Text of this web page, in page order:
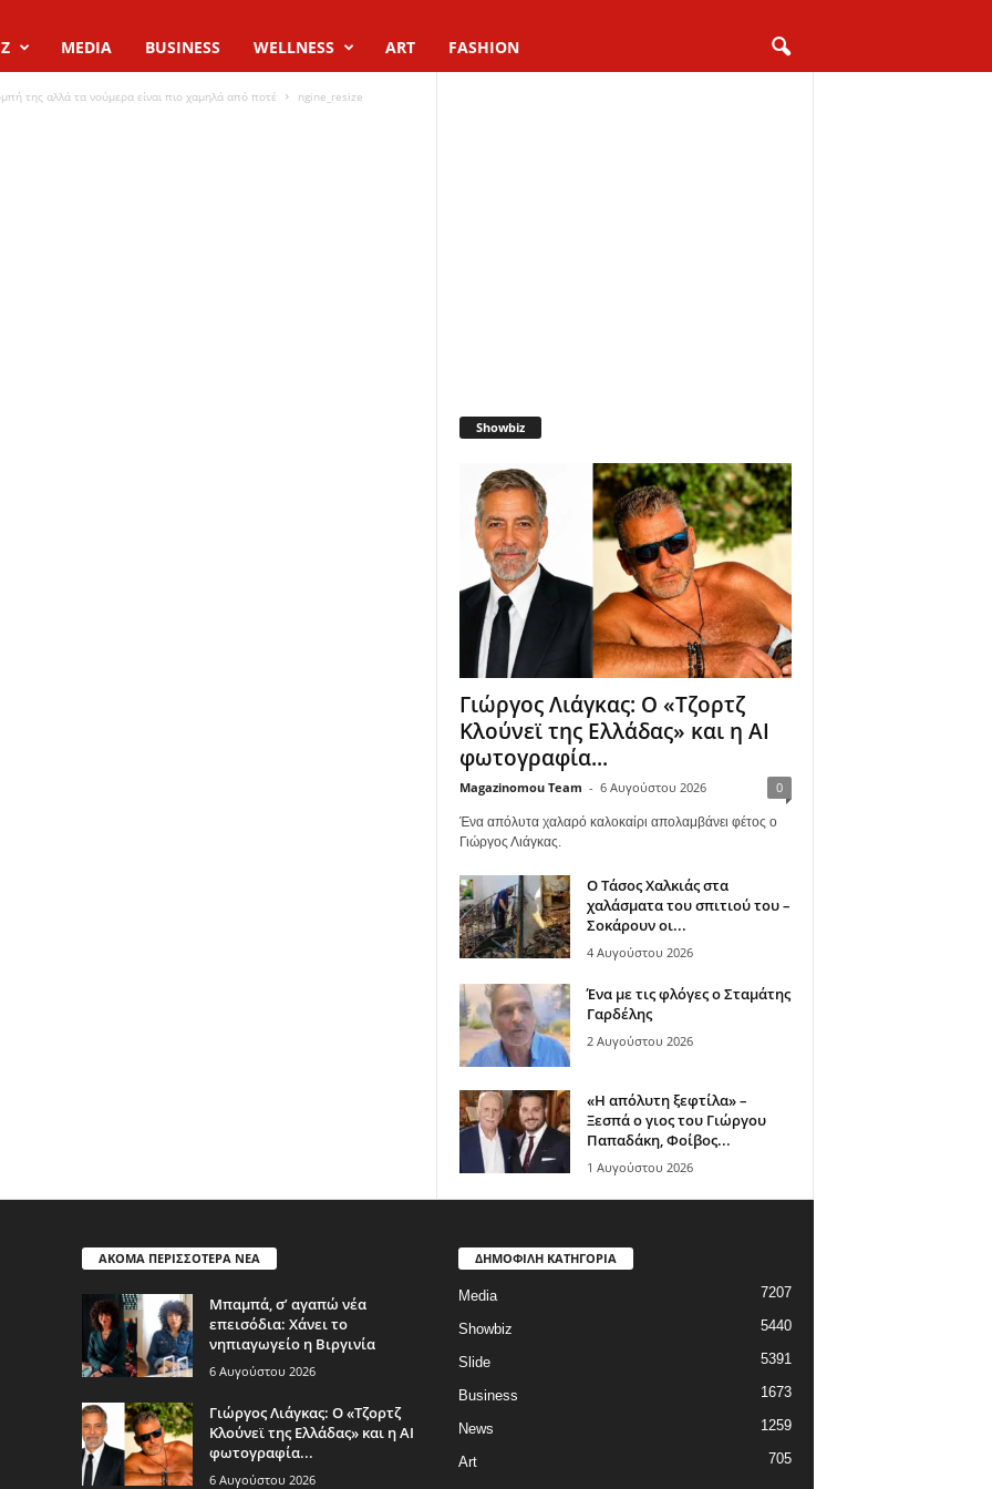
MEDIA BUSINESS WELLNESS ART FASHION
της αλλά τα νούμερα είναι πιο χαμηλά από ποτέ ngine_resize
Showbiz
Γιώργος Λιάγκας: Ο «Τζορτζ
Κλούνεϊ της Ελλάδας» και η AI
φωτογραφία...
Magazinomou Team - 6 Αυγούστου 2026 0
Ένα απόλυτα χαλαρό καλοκαίρι απολαμβάνει φέτος ο
Γιώργος Λιάγκας.
Ο Τάσος Χαλκιάς στα
χαλάσματα του σπιτιού του –
Σοκάρουν οι...
4 Αυγούστου 2026
Ένα με τις φλόγες ο Σταμάτης
Γαρδέλης
2 Αυγούστου 2026
«Η απόλυτη ξεφτίλα» –
Ξεσπά ο γιος του Γιώργου
Παπαδάκη, Φοίβος...
1 Αυγούστου 2026
ΑΚΟΜΑ ΠΕΡΙΣΣΟΤΕΡΑ ΝΕΑ
Μπαμπά, σ’ αγαπώ νέα
επεισόδια: Χάνει το
νηπιαγωγείο η Βιργινία
6 Αυγούστου 2026
Γιώργος Λιάγκας: Ο «Τζορτζ
Κλούνεϊ της Ελλάδας» και η AI
φωτογραφία...
6 Αυγούστου 2026
ΔΗΜΟΦΙΛΗ ΚΑΤΗΓΟΡΙΑ
Media 7207
Showbiz 5440
Slide 5391
Business 1673
News 1259
Art 705